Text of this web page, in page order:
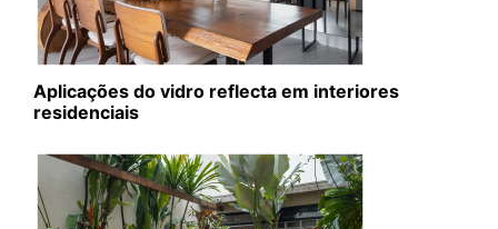
Aplicações do vidro reflecta em interiores
residenciais